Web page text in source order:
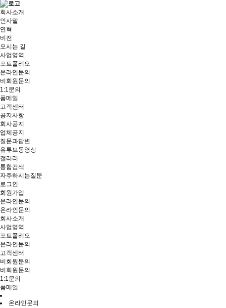
회사소개
인사말
연혁
비전
오시는 길
사업영역
포트폴리오
온라인문의
비회원문의
1:1문의
폼메일
고객센터
공지사항
회사공지
업체공지
질문과답변
유투브동영상
갤러리
통합검색
자주하시는질문
로그인
회원가입
온라인문의
온라인문의
회사소개
사업영역
포트폴리오
온라인문의
고객센터
비회원문의
비회원문의
1:1문의
폼메일
온라인문의